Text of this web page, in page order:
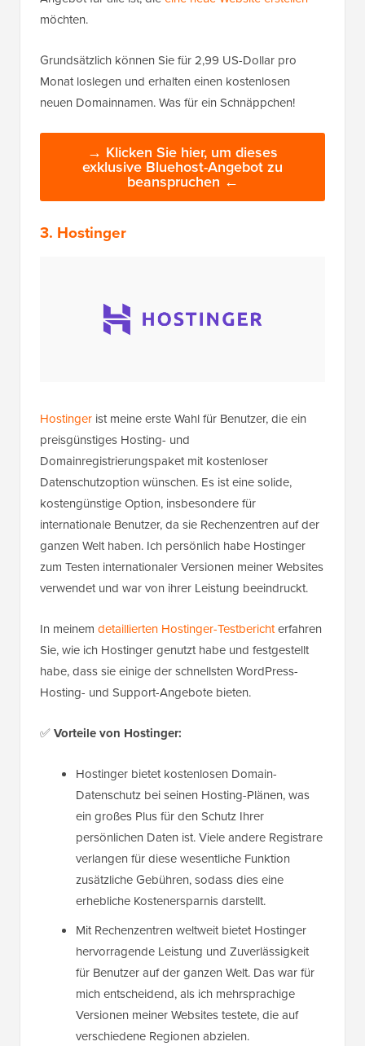
möchten.
Grundsätzlich können Sie für 2,99 US-Dollar pro
Monat loslegen und erhalten einen kostenlosen
neuen Domainnamen. Was für ein Schnäppchen!
→ Klicken Sie hier, um dieses
exklusive Bluehost-Angebot zu
beanspruchen ←
3. Hostinger
Hostinger ist meine erste Wahl für Benutzer, die ein
preisgünstiges Hosting- und
Domainregistrierungspaket mit kostenloser
Datenschutzoption wünschen. Es ist eine solide,
kostengünstige Option, insbesondere für
internationale Benutzer, da sie Rechenzentren auf der
ganzen Welt haben. Ich persönlich habe Hostinger
zum Testen internationaler Versionen meiner Websites
verwendet und war von ihrer Leistung beeindruckt.
In meinem detaillierten Hostinger-Testberichterfahren
Sie, wie ich Hostinger genutzt habe und festgestellt
habe, dass sie einige der schnellsten WordPress-
Hosting- und Support-Angebote bieten.
✅Vorteile von Hostinger:
Hostinger bietet kostenlosen Domain-
Datenschutz bei seinen Hosting-Plänen, was
ein großes Plus für den Schutz Ihrer
persönlichen Daten ist. Viele andere Registrare
verlangen für diese wesentliche Funktion
zusätzliche Gebühren, sodass dies eine
erhebliche Kostenersparnis darstellt.
Mit Rechenzentren weltweit bietet Hostinger
hervorragende Leistung und Zuverlässigkeit
für Benutzer auf der ganzen Welt. Das war für
mich entscheidend, als ich mehrsprachige
Versionen meiner Websites testete, die auf
verschiedene Regionen abzielen.